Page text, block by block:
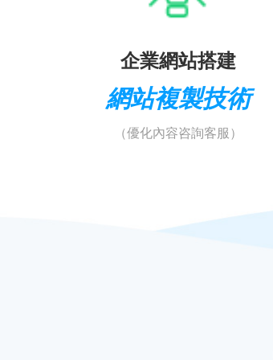
企業網站搭建
網站複製技術
（優化內容咨詢客服）